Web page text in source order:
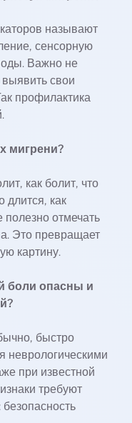
называют
сенсорную
Важно не
выявить свои
профилактика
мигрени?
как болит, что
длится, как
полезно отмечать
Это превращает
картину.
боли опасны и
быстро
неврологическими
при известной
требуют